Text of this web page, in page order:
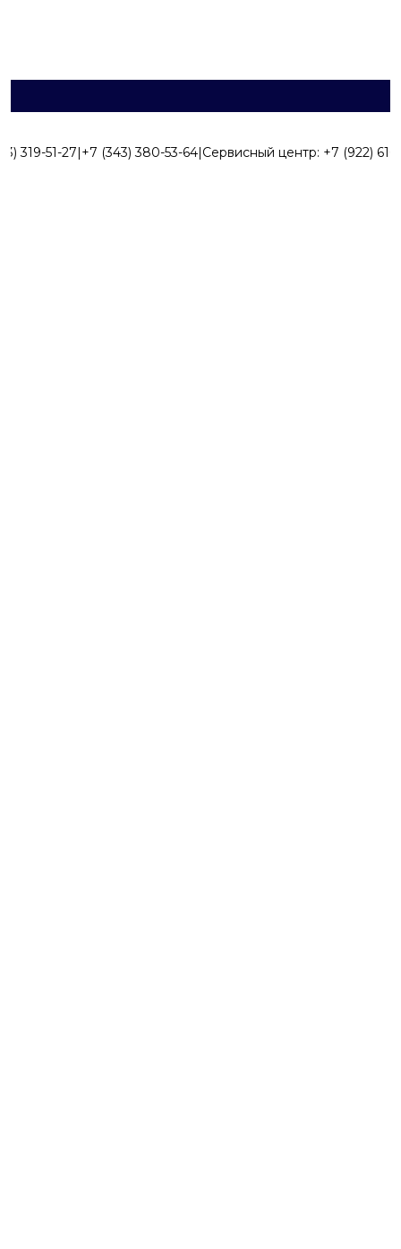
319-51-27|+7 (343) 380-53-64|Сервисный центр: +7 (922)